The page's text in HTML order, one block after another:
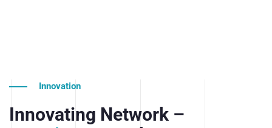
Innovation
Innovating Network –